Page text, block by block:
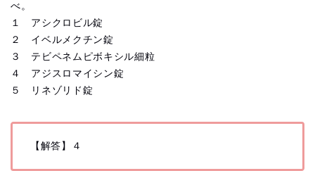
べ。
１ アシクロビル錠
２ イベルメクチン錠
３ テビペネムピボキシル細粒
４ アジスロマイシン錠
５ リネゾリド錠
【解答】４